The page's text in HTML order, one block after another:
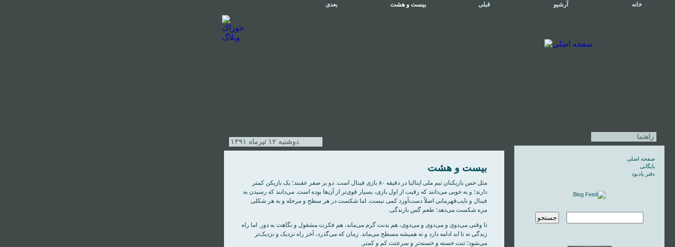
خانه آرشیو قبلی بیست و هشت بعدی
دوشنبه ۱۲ تیر‌ماه ۱۳۹۱
بیست و هشت
مثل حس بازیکنان تیم ملی ایتالیا در دقیقه ۸۰ بازی فینال است. دو بر صفر عقبند؛ یک بازیکن کمتر
دارند؛ و به خوبی می‌دانند که رقیب از اول بازی، بسیار قوی‌تر از آن‌ها بوده است. می‌دانند که رسیدن به
فینال و نایب‌قهرمانی اصلاً دست‌آورد کمی نیست. اما شکست در هر سطح و مرحله و به هر شکلی
مزه شکست می‌دهد؛ طعم گس بازندگی.
تا وقتی می‌دوی و می‌دوی و می‌دوی، هم بدنت گرم می‌ماند، هم فکرت مشغول و نگاهت به دور. اما راه
زندگی نه تا ابد ادامه دارد و نه همیشه مسطح می‌ماند. زمان که می‌گذرد، آخر راه نزدیک و نزدیک‌تر
می‌شود؛ تنت خسته و خسته‌تر و سرعتت کم و کمتر.
راهنما
صفحه اصلی
بایگانی
دفتر یادبود